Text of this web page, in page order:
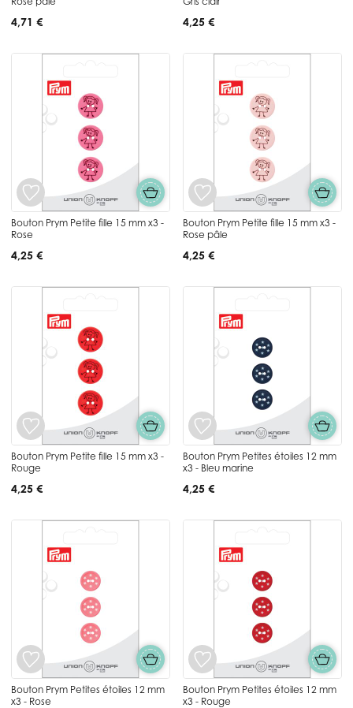
4,71 € 4,25 €
Bouton Prym Petite fille 15 mm x3 -
Rose
4,25 €
Bouton Prym Petite fille 15 mm x3 -
Rose pâle
4,25 €
Bouton Prym Petite fille 15 mm x3 -
Rouge
4,25 €
Bouton Prym Petites étoiles 12 mm
x3 - Bleu marine
4,25 €
Bouton Prym Petites étoiles 12 mm
x3 - Rose
Bouton Prym Petites étoiles 12 mm
x3 - Rouge